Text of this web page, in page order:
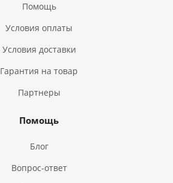
Помощь
Условия оплаты
Условия доставки
Гарантия на товар
Партнеры
Помощь
Блог
Вопрос-ответ